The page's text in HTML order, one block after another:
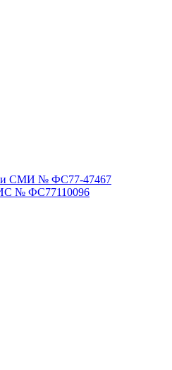
СМИ № ФС77-47467
№ ФС77110096